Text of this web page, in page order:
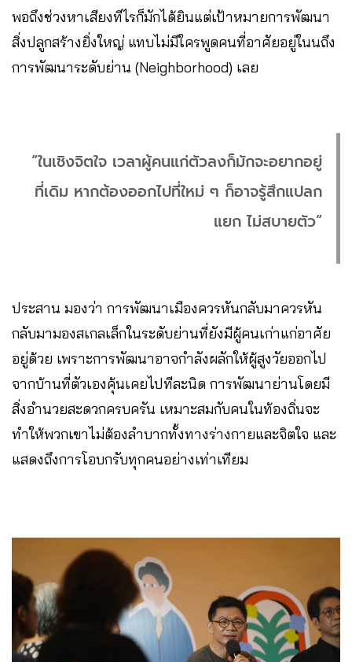
พอถึงช่วงหาเสียงทีไรก็มักได้ยินแต่เป้าหมายการพัฒนา
สิ่งปลูกสร้างยิ่งใหญ่ แทบไม่มีใครพูดคนที่อาศัยอยู่ในนถึง
การพัฒนาระดับย่าน (Neighborhood) เลย
“ในเชิงจิตใจ เวลาผู้คนแก่ตัวลงก็มักจะอยากอยู่
ที่เดิม หากต้องออกไปที่ใหม่ ๆ ก็อาจรู้สึกแปลก
แยก ไม่สบายตัว”
ประสาน มองว่า การพัฒนาเมืองควรหันกลับมาควรหัน
กลับมามองสเกลเล็กในระดับย่านที่ยังมีผู้คนเก่าแก่อาศัย
อยู่ด้วย เพราะการพัฒนาอาจกำลังผลักให้ผู้สูงวัยออกไป
จากบ้านที่ตัวเองคุ้นเคยไปทีละนิด การพัฒนาย่านโดยมี
สิ่งอำนวยสะดวกครบครัน เหมาะสมกับคนในท้องถิ่นจะ
ทำให้พวกเขาไม่ต้องลำบากทั้งทางร่างกายและจิตใจ และ
แสดงถึงการโอบกรับทุกคนอย่างเท่าเทียม